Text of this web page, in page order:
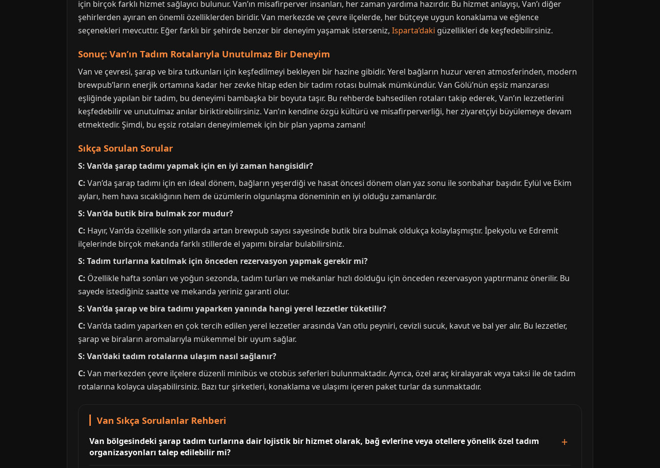
için birçok farklı hizmet sağlayıcı bulunur. Van’ın misafirperver insanları, her zaman yardıma hazırdır. Bu hizmet anlayışı, Van’ı diğer
şehirlerden ayıran en önemli özelliklerden biridir. Van merkezde ve çevre ilçelerde, her bütçeye uygun konaklama ve eğlence
seçenekleri mevcuttır. Eğer farklı bir şehirde benzer bir deneyim yaşamak isterseniz, Isparta’daki güzellikleri de keşfedebilirsiniz.
Sonuç: Van’ın Tadım Rotalarıyla Unutulmaz Bir Deneyim
Van ve çevresi, şarap ve bira tutkunları için keşfedilmeyi bekleyen bir hazine gibidir. Yerel bağların huzur veren atmosferinden, modern
brewpub’ların enerjik ortamına kadar her zevke hitap eden bir tadım rotası bulmak mümkündür. Van Gölü’nün eşsiz manzarası
eşliğinde yapılan bir tadım, bu deneyimi bambaşka bir boyuta taşır. Bu rehberde bahsedilen rotaları takip ederek, Van’ın lezzetlerini
keşfedebilir ve unutulmaz anılar biriktirebilirsiniz. Van’ın kendine özgü kültürü ve misafirperverliği, her ziyaretçiyi büyülemeye devam
etmektedir. Şimdi, bu eşsiz rotaları deneyimlemek için bir plan yapma zamanı!
Sıkça Sorulan Sorular
S: Van’da şarap tadımı yapmak için en iyi zaman hangisidir?
C: Van’da şarap tadımı için en ideal dönem, bağların yeşerdiği ve hasat öncesi dönem olan yaz sonu ile sonbahar başıdır. Eylül ve Ekim
ayları, hem hava sıcaklığının hem de üzümlerin olgunlaşma döneminin en iyi olduğu zamanlardır.
S: Van’da butik bira bulmak zor mudur?
C: Hayır, Van’da özellikle son yıllarda artan brewpub sayısı sayesinde butik bira bulmak oldukça kolaylaşmıştır. İpekyolu ve Edremit
ilçelerinde birçok mekanda farklı stillerde el yapımı biralar bulabilirsiniz.
S: Tadım turlarına katılmak için önceden rezervasyon yapmak gerekir mi?
C: Özellikle hafta sonları ve yoğun sezonda, tadım turları ve mekanlar hızlı dolduğu için önceden rezervasyon yaptırmanız önerilir. Bu
sayede istediğiniz saatte ve mekanda yeriniz garanti olur.
S: Van’da şarap ve bira tadımı yaparken yanında hangi yerel lezzetler tüketilir?
C: Van’da tadım yaparken en çok tercih edilen yerel lezzetler arasında Van otlu peyniri, cevizli sucuk, kavut ve bal yer alır. Bu lezzetler,
şarap ve biraların aromalarıyla mükemmel bir uyum sağlar.
S: Van’daki tadım rotalarına ulaşım nasıl sağlanır?
C: Van merkezden çevre ilçelere düzenli minibüs ve otobüs seferleri bulunmaktadır. Ayrıca, özel araç kiralayarak veya taksi ile de tadım
rotalarına kolayca ulaşabilirsiniz. Bazı tur şirketleri, konaklama ve ulaşımı içeren paket turlar da sunmaktadır.
Van Sıkça Sorulanlar Rehberi
Van bölgesindeki şarap tadım turlarına dair lojistik bir hizmet olarak, bağ evlerine veya otellere yönelik özel tadım
organizasyonları talep edilebilir mi?